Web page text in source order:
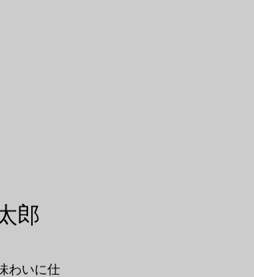
郎
わいに仕